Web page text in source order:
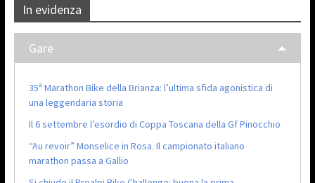
In evidenza
Gare
35ª Marathon Bike della Brianza: l’ultima sfida agonistica di
una leggendaria storia
Il 6 settembre l’esordio di Coppa Toscana della Gf Pinocchio
“Au revoir” Monselice in Rosa. Il campionato italiano
marathon passa a Gallio